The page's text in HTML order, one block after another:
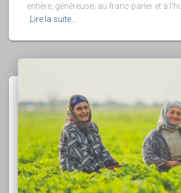
entière, généreuse, au franc-parler et à
Lire la suite…